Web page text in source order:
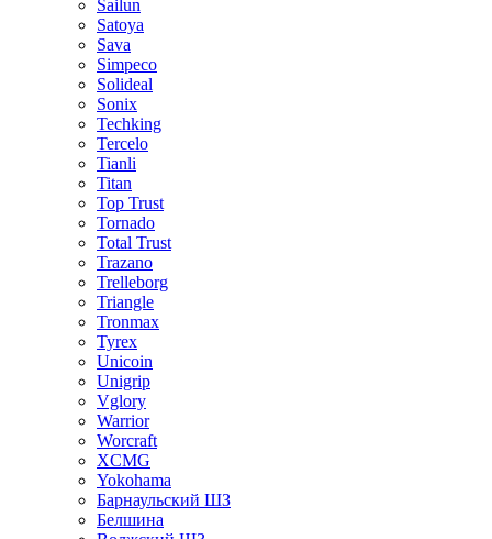
Sailun
Satoya
Sava
Simpeco
Solideal
Sonix
Techking
Tercelo
Tianli
Titan
Top Trust
Tornado
Total Trust
Trazano
Trelleborg
Triangle
Tronmax
Tyrex
Unicoin
Unigrip
Vglory
Warrior
Worcraft
XCMG
Yokohama
Барнаульский ШЗ
Белшина